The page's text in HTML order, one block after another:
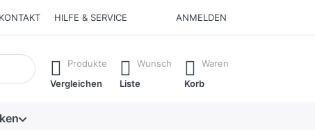
KONTAKT HILFE & SERVICE ANMELDEN
erste Ergebnisse. Drücken Sie die Eingabetaste, um alle
Produkte
Vergleichen
Wunsch
Liste
Waren
Korb